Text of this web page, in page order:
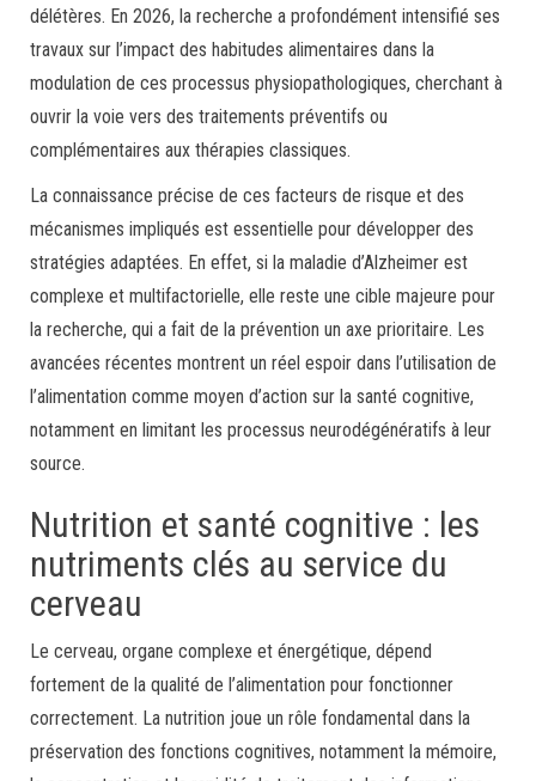
délétères. En 2026, la recherche a profondément intensifié ses
travaux sur l’impact des habitudes alimentaires dans la
modulation de ces processus physiopathologiques, cherchant à
ouvrir la voie vers des traitements préventifs ou
complémentaires aux thérapies classiques.
La connaissance précise de ces facteurs de risque et des
mécanismes impliqués est essentielle pour développer des
stratégies adaptées. En effet, si la maladie d’Alzheimer est
complexe et multifactorielle, elle reste une cible majeure pour
la recherche, qui a fait de la prévention un axe prioritaire. Les
avancées récentes montrent un réel espoir dans l’utilisation de
l’alimentation comme moyen d’action sur la santé cognitive,
notamment en limitant les processus neurodégénératifs à leur
source.
Nutrition et santé cognitive : les
nutriments clés au service du
cerveau
Le cerveau, organe complexe et énergétique, dépend
fortement de la qualité de l’alimentation pour fonctionner
correctement. La nutrition joue un rôle fondamental dans la
préservation des fonctions cognitives, notamment la mémoire,